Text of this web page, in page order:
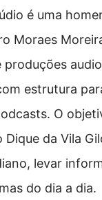
é uma
Moraes
produções
estrutura
O
Dique da Vila
levar
do dia a dia.